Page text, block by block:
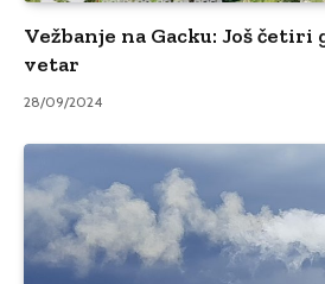
Vežbanje na Gacku: Još četiri
vetar
28/09/2024